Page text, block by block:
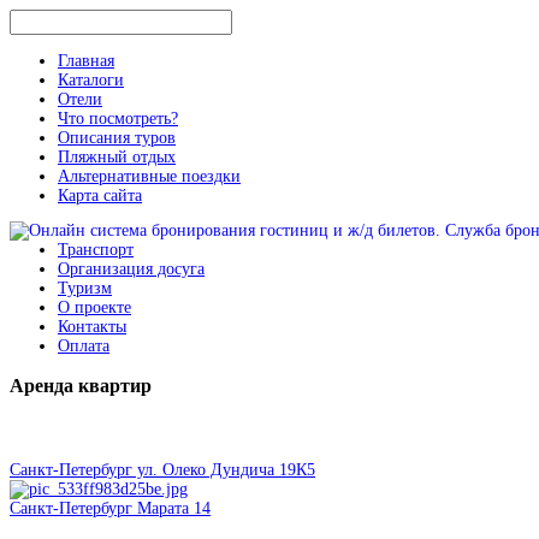
Главная
Каталоги
Отели
Что посмотреть?
Описания туров
Пляжный отдых
Альтернативные поездки
Карта сайта
Транспорт
Организация досуга
Туризм
О проекте
Контакты
Оплата
Аренда квартир
Санкт-Петербург ул. Олеко Дундича 19К5
Санкт-Петербург Марата 14